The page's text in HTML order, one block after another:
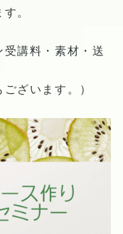
。
講料・素材・送
ざいます。）